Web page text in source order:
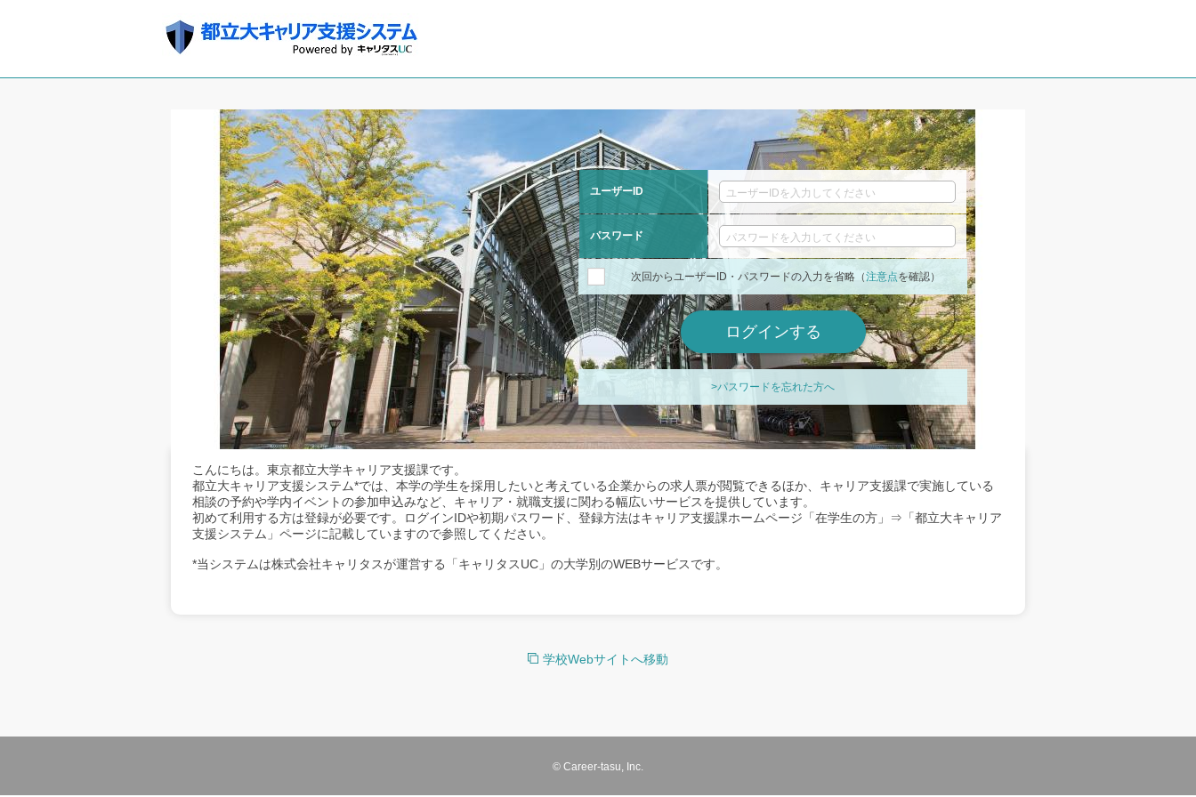
ユーザーID
パスワード
次回からユーザーID・パスワードの入力を省略（注意点を確認）
>パスワードを忘れた方へ
こんにちは。東京都立大学キャリア支援課です。
都立大キャリア支援システム*では、本学の学生を採用したいと考えている企業からの求人票が閲覧できるほか、キャリア支援課で実施している
相談の予約や学内イベントの参加申込みなど、キャリア・就職支援に関わる幅広いサービスを提供しています。
初めて利用する方は登録が必要です。ログインIDや初期パスワード、登録方法はキャリア支援課ホームページ「在学生の方」⇒「都立大キャリア
支援システム」ページに記載していますので参照してください。
*当システムは株式会社キャリタスが運営する「キャリタスUC」の大学別のWEBサービスです。
学校Webサイトへ移動
© Career-tasu, Inc.